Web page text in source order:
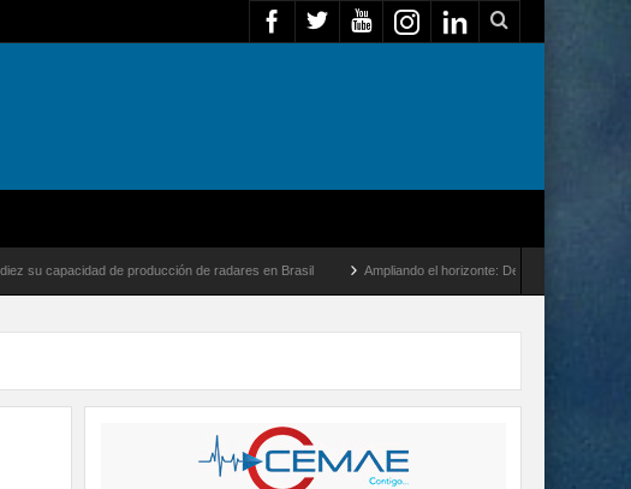
de producción de radares en Brasil Ampliando el horizonte: Dentro del vuelo de desarrollo más